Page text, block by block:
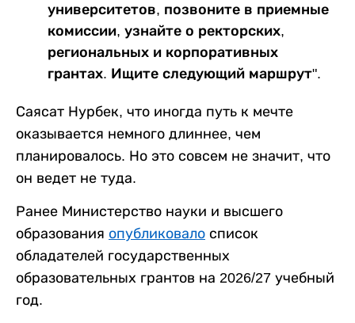
университетов, позвоните в приемные
комиссии, узнайте о ректорских,
региональных и корпоративных
грантах. Ищите следующий маршрут".
Саясат Нурбек, что иногда путь к мечте
оказывается немного длиннее, чем
планировалось. Но это совсем не значит, что
он ведет не туда.
Ранее Министерство науки и высшего
образования опубликовало список
обладателей государственных
образовательных грантов на 2026/27 учебный
год.